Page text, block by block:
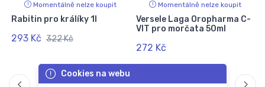
Momentálně nelze koupit
Rabitin pro králíky 1l
293 Kč 322 Kč
Momentálně nelze koupit
Versele Laga Oropharma C-
VIT pro morčata 50ml
272 Kč
Cookies na webu